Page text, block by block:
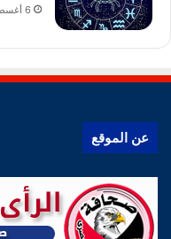
6 أغسطس، 2026
عن الموقع